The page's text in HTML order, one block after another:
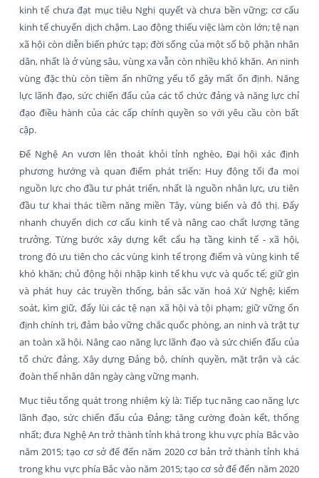
kinh tế chưa đạt mục tiêu Nghị quyết và chưa bền vững; cơ cấu
kinh tế chuyển dịch chậm. Lao động thiếu việc làm còn lớn; tệ nạn
xã hội còn diễn biến phức tạp; đời sống của một số bộ phận nhân
dân, nhất là ở vùng sâu, vùng xa vẫn còn nhiều khó khăn. An ninh
vùng đặc thù còn tiềm ẩn những yếu tố gây mất ổn định. Năng
lực lãnh đạo, sức chiến đấu của các tổ chức đảng và năng lực chỉ
đạo điều hành của các cấp chính quyền so với yêu cầu còn bất
cập.
Để Nghệ An vươn lên thoát khỏi tỉnh nghèo, Đại hội xác định
phương hướng và quan điểm phát triển: Huy động tối đa mọi
nguồn lực cho đầu tư phát triển, nhất là nguồn nhân lực, ưu tiên
đầu tư khai thác tiềm năng miền Tây, vùng biển và đô thị. Đẩy
nhanh chuyển dịch cơ cấu kinh tế và nâng cao chất lượng tăng
trưởng. Từng bước xây dựng kết cấu hạ tầng kinh tế - xã hội,
trong đó ưu tiên cho các vùng kinh tế trọng điểm và vùng kinh tế
khó khăn; chủ động hội nhập kinh tế khu vực và quốc tế; giữ gìn
và phát huy các truyền thống, bản sắc văn hoá Xứ Nghệ; kiểm
soát, kìm giữ, đẩy lùi các tệ nạn xã hội và tội phạm; giữ vững ổn
định chính trị, đảm bảo vững chắc quốc phòng, an ninh và trật tự
an toàn xã hội. Nâng cao năng lực lãnh đạo và sức chiến đấu của
tổ chức đảng. Xây dựng Đảng bộ, chính quyền, mặt trận và các
đoàn thể nhân dân ngày càng vững mạnh.
Mục tiêu tổng quát trong nhiệm kỳ là: Tiếp tục nâng cao năng lực
lãnh đạo, sức chiến đấu của Đảng; tăng cường đoàn kết, thống
nhất; đưa Nghệ An trở thành tỉnh khá trong khu vực phía Bắc vào
năm 2015; tạo cơ sở để đến năm 2020 cơ bản trở thành tỉnh khá
trong khu vực phía Bắc vào năm 2015; tạo cơ sở để đến năm 2020